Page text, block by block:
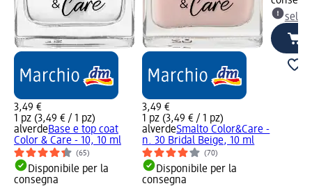
3,49 €
1 pz (3,49 € / 1 pz)
alverdeBase e top coat
Color & Care - 10, 10 ml
(65)
Disponibile per la
consegna
3,49 €
1 pz (3,49 € / 1 pz)
alverdeSmalto Color&Care -
n. 30 Bridal Beige, 10 ml
(70)
Disponibile per la
consegna